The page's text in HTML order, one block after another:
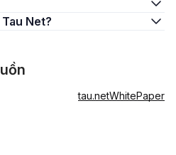
Tau Net?
tau.netWhitePaper